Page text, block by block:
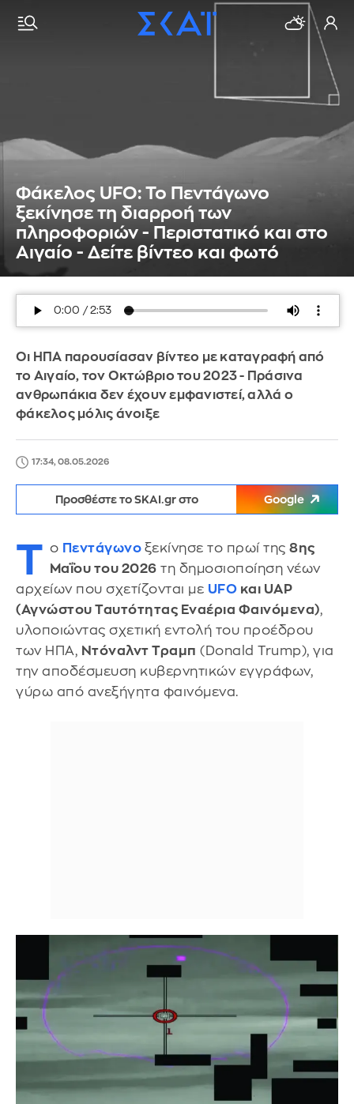
Φάκελος UFO: Το Πεντάγωνο
ξεκίνησε τη διαρροή των
πληροφοριών - Περιστατικό και στο
Αιγαίο - Δείτε βίντεο και φωτό
Οι ΗΠΑ παρουσίασαν βίντεο με καταγραφή από
το Αιγαίο, τον Οκτώβριο του 2023 - Πράσινα
ανθρωπάκια δεν έχουν εμφανιστεί, αλλά ο
φάκελος μόλις άνοιξε
17:34, 08.05.2026
Προσθέστε το SKAI.gr στο Google
Τ ο Πεντάγωνο ξεκίνησε το πρωί της 8ης
Μαΐου του 2026 τη δημοσιοποίηση νέων
αρχείων που σχετίζονται με UFO και UAP
(Αγνώστου Ταυτότητας Εναέρια Φαινόμενα),
υλοποιώντας σχετική εντολή του προέδρου
των ΗΠΑ, Ντόναλντ Τραμπ (Donald Trump), για
την αποδέσμευση κυβερνητικών εγγράφων,
γύρω από ανεξήγητα φαινόμενα.